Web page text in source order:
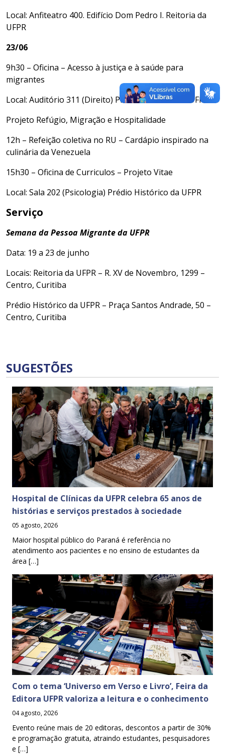
Local: Anfiteatro 400. Edifício Dom Pedro I. Reitoria da
UFPR
23/06
9h30 – Oficina – Acesso à justiça e à saúde para
migrantes
Local: Auditório 311 (Direito) Prédio Histórico da UFPR
Projeto Refúgio, Migração e Hospitalidade
12h – Refeição coletiva no RU – Cardápio inspirado na
culinária da Venezuela
15h30 – Oficina de Curriculos – Projeto Vitae
Local: Sala 202 (Psicologia) Prédio Histórico da UFPR
Serviço
Semana da Pessoa Migrante da UFPR
Data: 19 a 23 de junho
Locais: Reitoria da UFPR – R. XV de Novembro, 1299 –
Centro, Curitiba
Prédio Histórico da UFPR – Praça Santos Andrade, 50 –
Centro, Curitiba
SUGESTÕES
Hospital de Clínicas da UFPR celebra 65 anos de
histórias e serviços prestados à sociedade
05 agosto, 2026
Maior hospital público do Paraná é referência no
atendimento aos pacientes e no ensino de estudantes da
área […]
Com o tema ‘Universo em Verso e Livro’, Feira da
Editora UFPR valoriza a leitura e o conhecimento
04 agosto, 2026
Evento reúne mais de 20 editoras, descontos a partir de 30%
e programação gratuita, atraindo estudantes, pesquisadores
e […]